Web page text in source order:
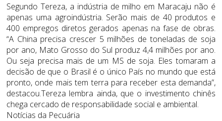
Segundo Tereza, a indústria de milho em Maracaju não é
apenas uma agroindústria. Serão mais de 40 produtos e
400 empregos diretos gerados apenas na fase de obras.
“A China precisa crescer 5 milhões de toneladas de soja
por ano, Mato Grosso do Sul produz 4,4 milhões por ano.
Ou seja precisa mais de um MS de soja. Eles tomaram a
decisão de que o Brasil é o único País no mundo que está
pronto, onde mais tem terra para receber esta demanda”,
destacou.Tereza lembra ainda, que o investimento chinês
chega cercado de responsabilidade social e ambiental.
Notícias da Pecuária